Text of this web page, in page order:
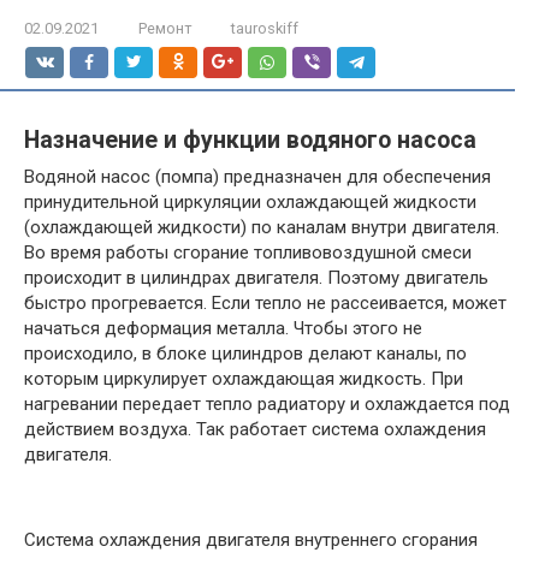
02.09.2021 Ремонт tauroskiff
Назначение и функции водяного насоса
Водяной насос (помпа) предназначен для обеспечения
принудительной циркуляции охлаждающей жидкости
(охлаждающей жидкости) по каналам внутри двигателя.
Во время работы сгорание топливовоздушной смеси
происходит в цилиндрах двигателя. Поэтому двигатель
быстро прогревается. Если тепло не рассеивается, может
начаться деформация металла. Чтобы этого не
происходило, в блоке цилиндров делают каналы, по
которым циркулирует охлаждающая жидкость. При
нагревании передает тепло радиатору и охлаждается под
действием воздуха. Так работает система охлаждения
двигателя.
Система охлаждения двигателя внутреннего сгорания